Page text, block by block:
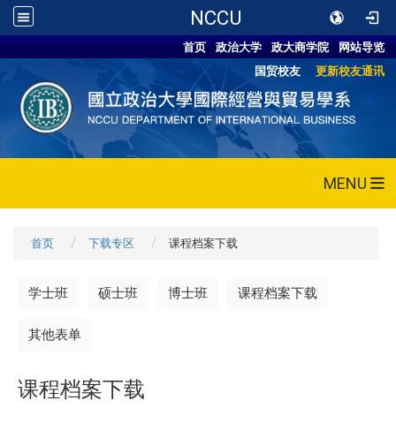
NCCU
首页 政治大学 政大商学院
网站导览
国贸校友
更新校友通讯
MENU
首页 下载专区 课程档案下载
学士班 硕士班 博士班 课程档案下载
其他表单
课程档案下载